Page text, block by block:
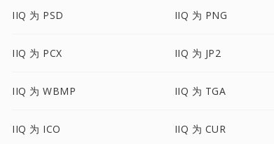
IIQ 为 PSD IIQ 为 PNG
IIQ 为 PCX IIQ 为 JP2
IIQ 为 WBMP IIQ 为 TGA
IIQ 为 ICO IIQ 为 CUR